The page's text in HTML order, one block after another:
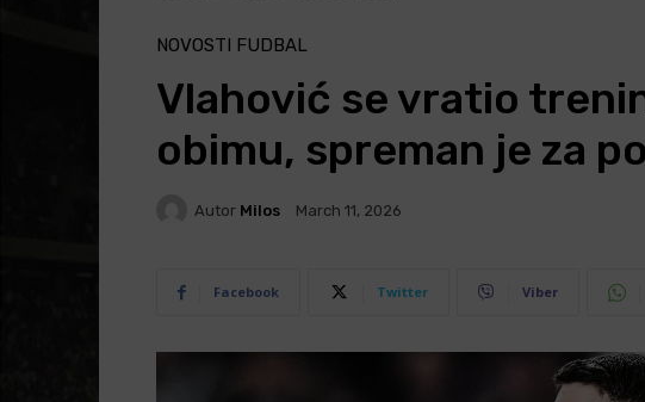
NOVOSTI FUDBAL
Vlahović se vratio
obimu, spreman je za
Autor Milos March 11, 2026
Facebook Twitter Viber